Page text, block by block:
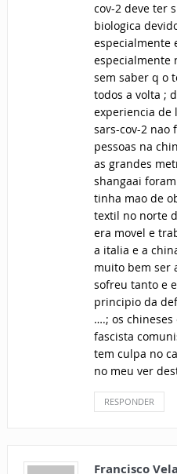
cov-2 deve ter
biologica
especialmente
especialmente
sem saber q o
todos a volta ;
experiencia de
sars-cov-2 nao
pessoas na
as grandes
shangaai
tinha mao de
textil no norte
era movel e
a italia e a
muito bem ser
sofreu tanto e
principio da
….; os
fascista
tem culpa no
no meu ver
RESPONDER
Francisco